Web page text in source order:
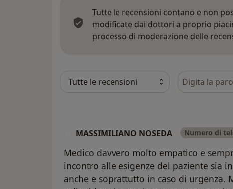
Tutte le recensioni contano e non
modificate dai dottori a proprio
processo di moderazione delle
Cerca nelle
MASSIMILIANO NOSEDA Numero di
Medico davvero molto empatico e
incontro alle esigenze del paziente sia
anche e soprattutto in caso di urgenza.